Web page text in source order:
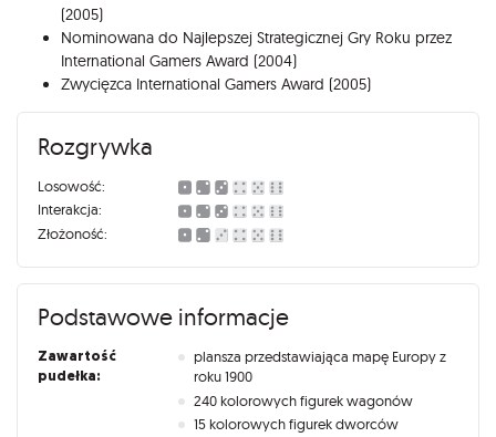
(2005)
Nominowana do Najlepszej Strategicznej Gry Roku przez
International Gamers Award (2004)
Zwycięzca International Gamers Award (2005)
Rozgrywka
Losowość:
Interakcja:
Złożoność:
Podstawowe informacje
Zawartość
pudełka:
plansza przedstawiająca mapę Europy z
roku 1900
240 kolorowych figurek wagonów
15 kolorowych figurek dworców